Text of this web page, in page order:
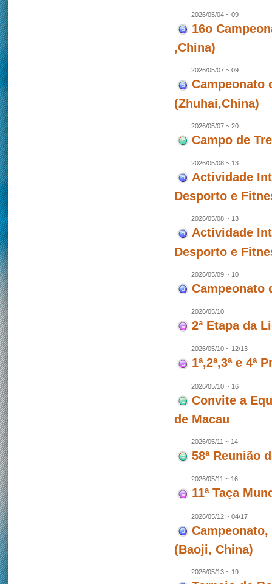
2026/05/04 ~ 09
16o
,China)
2026/05/07 ~ 09
Campeonato
(Zhuhai,China)
2026/05/07 ~ 20
Campo de
2026/05/08 ~ 13
Actividade
Desporto e
2026/05/08 ~ 13
Actividade
Desporto e
2026/05/09 ~ 10
Campeonato
2026/05/10
2ª Etapa da
2026/05/10 ~ 12/13
1ª,2ª,3ª e 4ª
2026/05/10 ~ 16
Convite a
de Macau
2026/05/11 ~ 14
58ª Reunião
2026/05/11 ~ 16
11ª Taça
2026/05/12 ~ 04/17
(Baoji, China)
2026/05/13 ~ 19